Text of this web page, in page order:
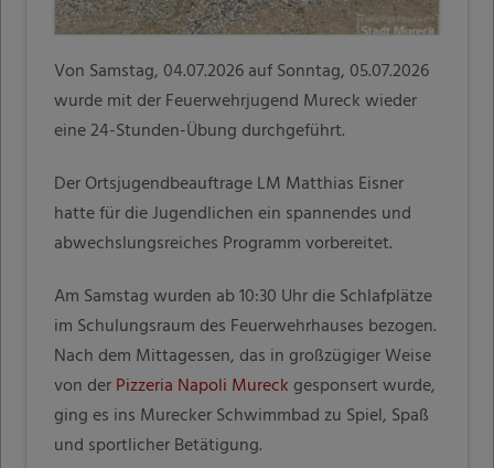
Von Samstag, 04.07.2026 auf Sonntag, 05.07.2026
wurde mit der Feuerwehrjugend Mureck wieder
eine 24-Stunden-Übung durchgeführt.
Der Ortsjugendbeauftrage LM Matthias Eisner
hatte für die Jugendlichen ein spannendes und
abwechslungsreiches Programm vorbereitet.
Am Samstag wurden ab 10:30 Uhr die Schlafplätze
im Schulungsraum des Feuerwehrhauses bezogen.
Nach dem Mittagessen, das in großzügiger Weise
von derPizzeria Napoli Mureck gesponsert wurde,
ging es ins Murecker Schwimmbad zu Spiel, Spaß
und sportlicher Betätigung.